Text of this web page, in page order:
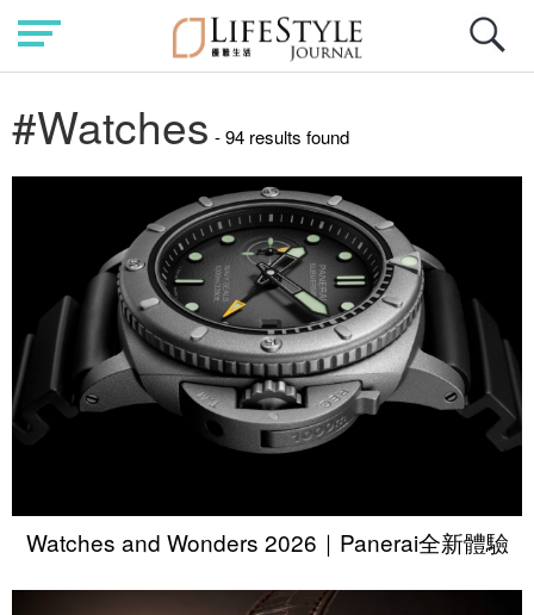
#Watches - 94 results found
Watches and Wonders 2026｜Panerai全新體驗